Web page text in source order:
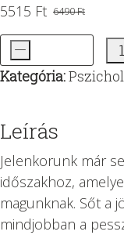
6490Ft
Original
price
was:
6490 Ft.
5515 Ft
Current
price
is:
5515 Ft.
A
totalitarizmus
mennyiség
-
Kategória:
Leírás
Jelenkorunk már
időszakhoz,
magunknak. Sőt a
mindjobban a